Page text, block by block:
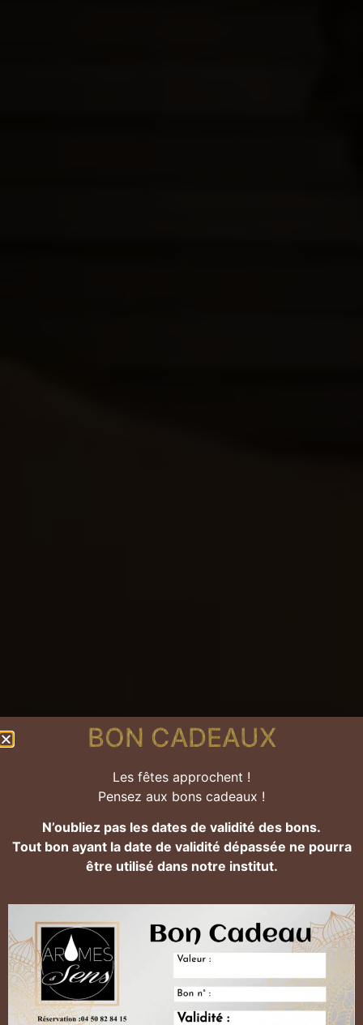
de détente et de bien être.
L'institut
est là pour vous !
Réservez en ligne !
BON CADEAUX
Les fêtes approchent !
Pensez aux bons cadeaux !
N’oubliez pas les dates de validité des bons.
Tout bon ayant la date de validité dépassée ne pourra
être utilisé dans notre institut.